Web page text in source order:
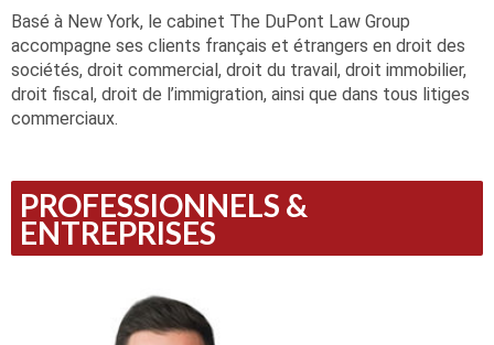
Basé à New York, le cabinet The DuPont Law Group
accompagne ses clients français et étrangers en droit des
sociétés, droit commercial, droit du travail, droit immobilier,
droit fiscal, droit de l’immigration, ainsi que dans tous litiges
commerciaux.
PROFESSIONNELS &
ENTREPRISES